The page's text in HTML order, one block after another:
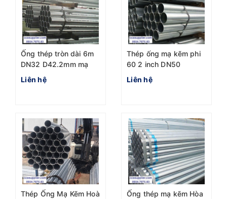
Ống thép tròn dài 6m
DN32 D42.2mm mạ
kẽm
Liên hệ
Thép ống mạ kẽm phi
60 2 inch DN50
Liên hệ
Thép Ống Mạ Kẽm Hoà
Ống thép mạ kẽm Hòa